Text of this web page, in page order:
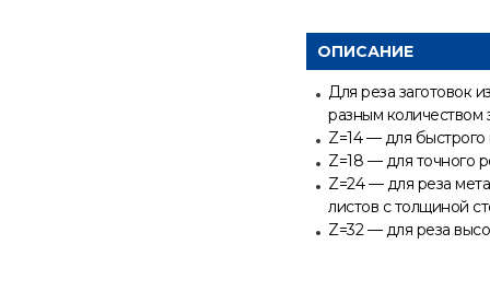
ОПИСАНИЕ
Для реза заготовок
разным количеством
Z=14 — для быстрого
Z=18 — для точного
Z=24 — для реза
листов с толщиной
Z=32 — для реза